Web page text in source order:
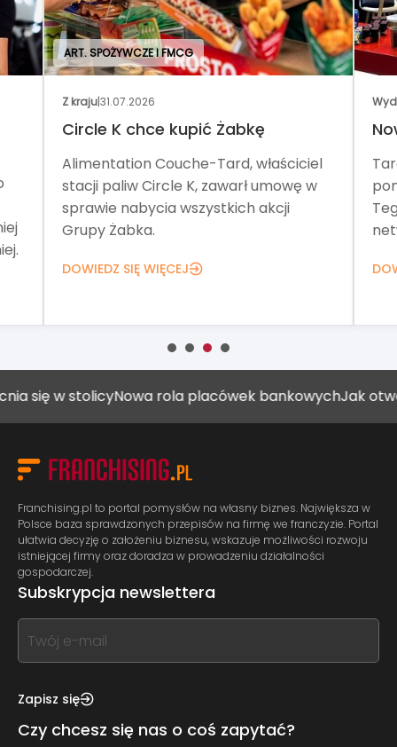
ART. SPOŻYWCZE I FMCG
Z kraju|31.07.2026
Circle K chce kupić Żabkę
Alimentation Couche-Tard, właściciel
stacji paliw Circle K, zawarł umowę w
sprawie nabycia wszystkich akcji
Grupy Żabka.
DOWIEDZ SIĘ WIĘCEJ
w stolicyNowa rola placówek bankowychJak
Franchising.pl to portal pomysłów na własny biznes. Największa w
Polsce baza sprawdzonych przepisów na firmę we franczyzie. Portal
ułatwia decyzję o założeniu biznesu, wskazuje możliwości rozwoju
istniejącej firmy oraz doradza w prowadzeniu działalności
gospodarczej.
Subskrypcja newslettera
If
you
this,
this
Zapisz się
Czy chcesz się nas o coś zapytać?